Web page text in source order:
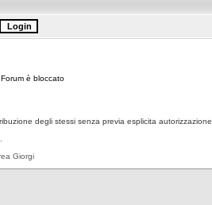
Forum è bloccato
degli stessi senza previa esplicita autorizzazione.
Giorgi